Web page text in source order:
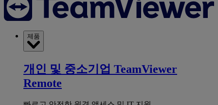
제품
개인 및 중소기업 TeamViewer
Remote